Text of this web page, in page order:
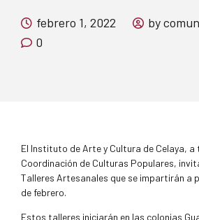
febrero 1, 2022
by
0
El Instituto de Arte y Cultura de Celaya, a
Coordinación de Culturas Populares,
Talleres Artesanales que se impartirán a
de febrero.
Estos talleres iniciarán en las colonias